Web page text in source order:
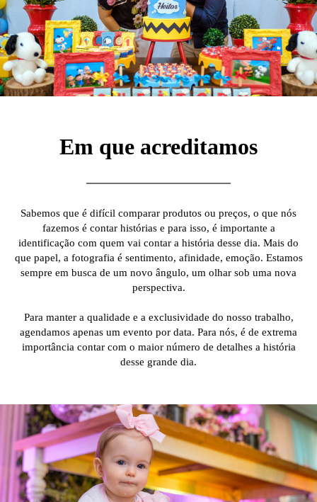
Em que acreditamos
Sabemos que é difícil comparar produtos ou preços, o que nós
fazemos é contar histórias e para isso, é importante a
identificação com quem vai contar a história desse dia. Mais do
que papel, a fotografia é sentimento, afinidade, emoção. Estamos
sempre em busca de um novo ângulo, um olhar sob uma nova
perspectiva.
Para manter a qualidade e a exclusividade do nosso trabalho,
agendamos apenas um evento por data. Para nós, é de extrema
importância contar com o maior número de detalhes a história
desse grande dia.